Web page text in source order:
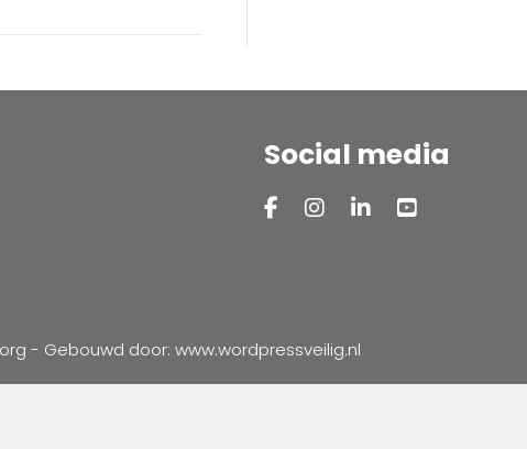
Social media
- Gebouwd door: www.wordpressveilig.nl